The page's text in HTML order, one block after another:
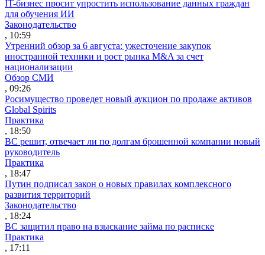
IT-бизнес просит упростить использование данных граждан
для обучения ИИ
Законодательство
, 10:59
Утренний обзор за 6 августа: ужесточение закупок
иностранной техники и рост рынка M&A за счет
национализации
Обзор СМИ
, 09:26
Росимущество проведет новый аукцион по продаже активов
Global Spirits
Практика
, 18:50
ВС решит, отвечает ли по долгам брошенной компании новый
руководитель
Практика
, 18:47
Путин подписал закон о новых правилах комплексного
развития территорий
Законодательство
, 18:24
ВС защитил право на взыскание займа по расписке
Практика
, 17:11